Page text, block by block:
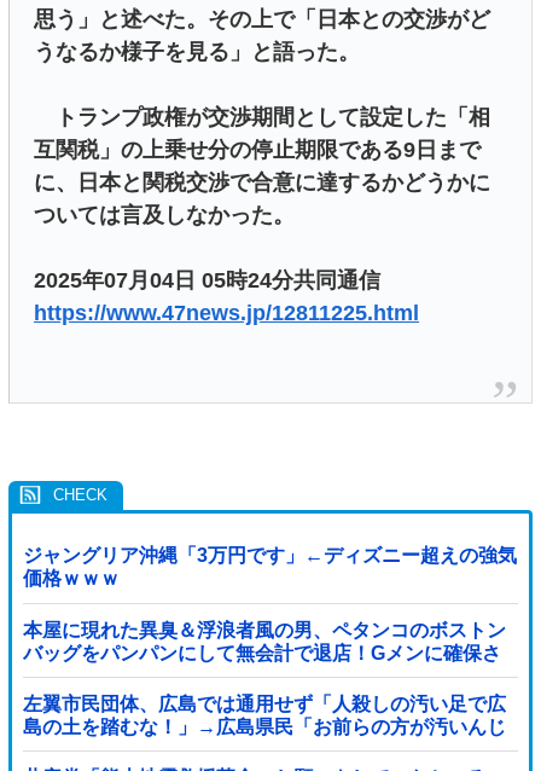
思う」と述べた。その上で「日本との交渉がど
うなるか様子を見る」と語った。
トランプ政権が交渉期間として設定した「相
互関税」の上乗せ分の停止期限である9日まで
に、日本と関税交渉で合意に達するかどうかに
ついては言及しなかった。
2025年07月04日 05時24分共同通信
https://www.47news.jp/12811225.html
ジャングリア沖縄「3万円です」←ディズニー超えの強気
価格ｗｗｗ
本屋に現れた異臭＆浮浪者風の男、ペタンコのボストン
バッグをパンパンにして無会計で退店！Gメンに確保さ
れ「なんで？」と本気で困惑ｗｗｗ
左翼市民団体、広島では通用せず「人殺しの汚い足で広
島の土を踏むな！」→広島県民「お前らの方が汚いんじ
ゃ！」「ワシらが広島県民じゃ」